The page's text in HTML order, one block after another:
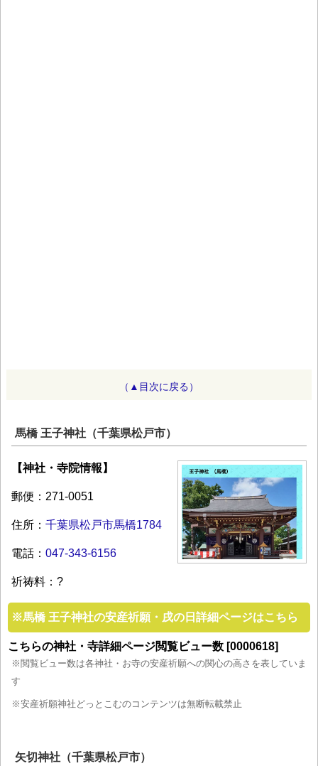
（▲目次に戻る）
馬橋 王子神社（千葉県松戸市）
【神社・寺院情報】
郵便：271-0051
住所： 千葉県松戸市馬橋1784
電話： 047-343-6156
祈祷料：?
※馬橋 王子神社の安産祈願・戌の日詳細ページはこちら
こちらの神社・寺詳細ページ閲覧ビュー数 [0000618]
※閲覧ビュー数は各神社・お寺の安産祈願への関心の高さを表していま
す
※安産祈願神社どっとこむのコンテンツは無断転載禁止
矢切神社（千葉県松戸市）